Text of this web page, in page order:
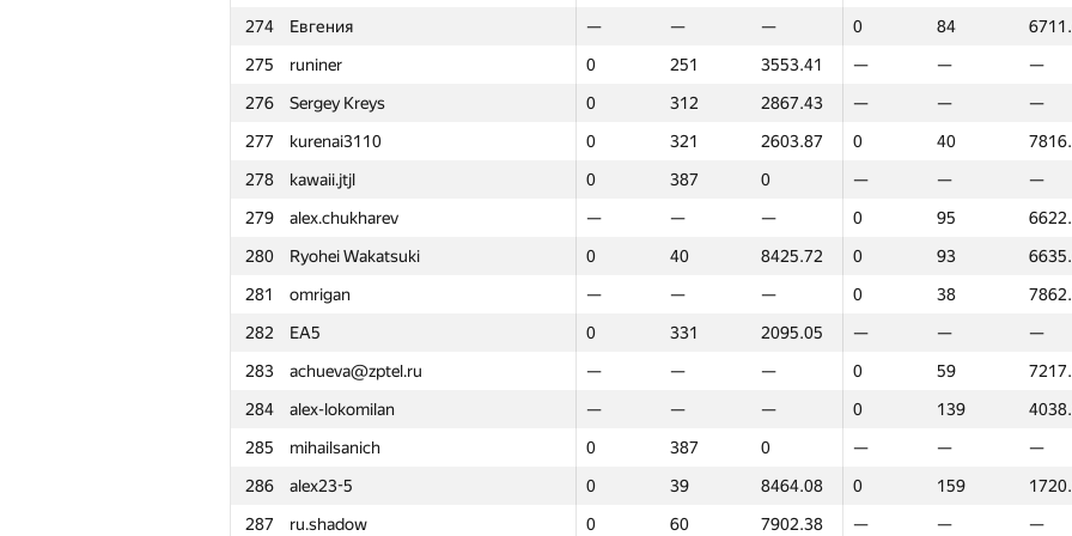
274
Евгения — — — 0 84
275
runiner 0 251 3553.41 — — —
276
Sergey Kreys 0 312 2867.43 — — —
277
kurenai3110 0 321 2603.87 0 40
278
kawaii.jtjl 0 387 0 — — —
279
alex.chukharev — — — 0 95
280
Ryohei Wakatsuki 0 40 8425.72 0 93
281
omrigan — — — 0 38
282
EA5 0 331 2095.05 — — —
283
achueva@zptel.ru — — — 0 59
284
alex-lokomilan — — — 0 139
285
mihailsanich 0 387 0 — — —
286
alex23-5 0 39 8464.08 0 159
287
ru.shadow 0 60 7902.38 — — —
251 PbI62007 0 195 3831.1 — — —
252
yoshnary 0 238 3684.02 0 71
253
prireizi 0 174 3982.79 0 98
254
Minh Tuấn Nguyễn 0 73 7593.07 0 117
255
mloop 0 341 1656.43 0 174 260.86
256
etipikin 0 235 3712.99 — — —
257
Errichto 0 34 8556.89 — — —
258
Misharin.ND 0 260 3441.74 0 104
259
akanpou 0 331 2095.05 0 114
260
Nidental.Egor 0 387 0 — — —
261
olga.dragun2010 0 97 6065.24 0 101
262
RomaWhite 0 188 3831.71 — — —
263
slavik.tzykin 0 313 2850.46 — — —
264
MILKFAN 0 387 0 — — —